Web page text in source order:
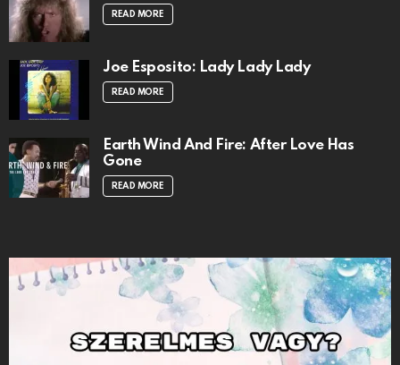
READ MORE
Joe Esposito: Lady Lady Lady
READ MORE
Earth Wind And Fire: After Love Has
Gone
READ MORE